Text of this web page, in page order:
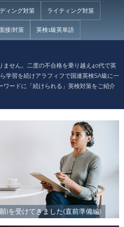
ィング対策 ライティング対策
接)対策 英検1級英単語
ません。二度の不合格を乗り越え40代で英
学習を続けアラフィフで国連英検SA級に一
ワードに「続けられる」英検対策をご紹介
)を受けてきました(直前準備編)